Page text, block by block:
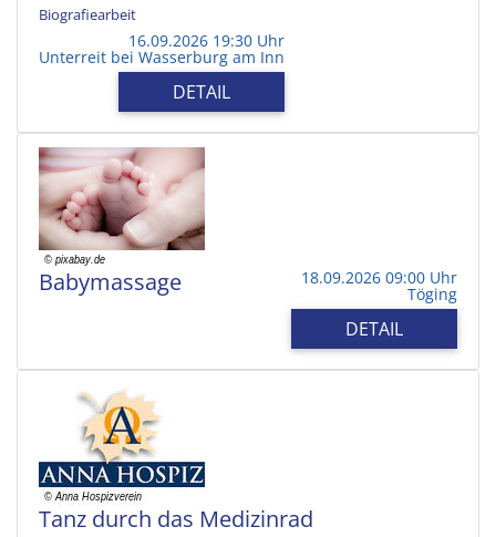
Biografiearbeit
16.09.2026 19:30 Uhr
Unterreit bei Wasserburg am Inn
DETAIL
Babymassage 18.09.2026 09:00 Uhr
Töging
DETAIL
Tanz durch das Medizinrad